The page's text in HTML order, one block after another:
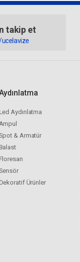
takip et
Led Aydınlatma
& Armatür
Balast
Floresan
Dekoratif Ürünler